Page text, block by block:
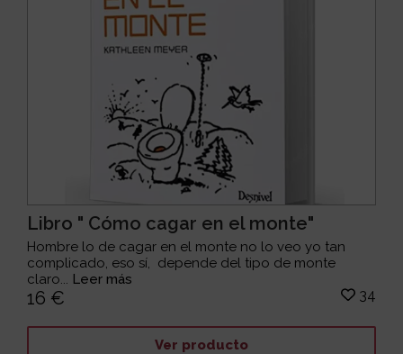
Libro " Cómo cagar en el monte"
Hombre lo de cagar en el monte no lo veo yo tan
complicado, eso sí, depende del tipo de monte
claro... Leer más
16 € 34
Ver producto